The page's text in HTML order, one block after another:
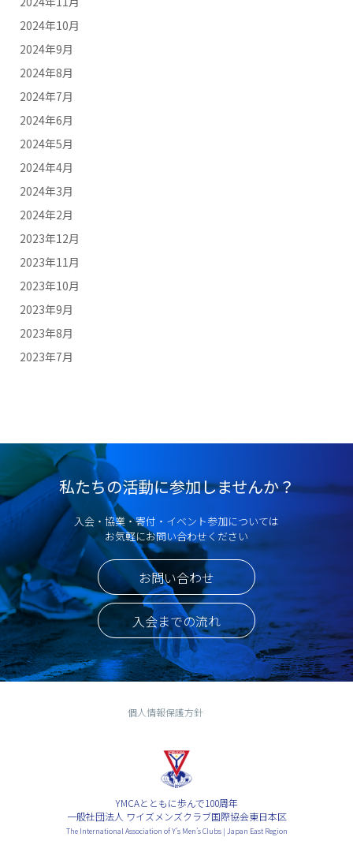
2024年10月
2024年9月
2024年8月
2024年7月
2024年6月
2024年5月
2024年4月
2024年3月
2024年2月
2023年12月
2023年11月
2023年10月
2023年9月
2023年8月
2023年7月
私たちの活動に参加しませんか？
入会・協業・寄付・イベント参加については
お気軽にお問い合わせください
お問い合わせ
入会までの流れ
個人情報保護方針
YMCAとともに歩んで100周年
一般社団法人 ワイズメンズクラブ国際協会東日本区
The International Association of Y’s Men’s Clubs | Japan East Region